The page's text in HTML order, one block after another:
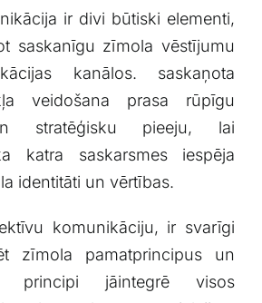
ir​ divi būtiski⁢ elementi,
saskanīgu zīmola vēstījumu
kanālos. saskaņota
veidošana prasa rūpīgu​
stratēģisku pieeju, lai
katra saskarsmes iespēja
identitāti⁣ un vērtības.
komunikāciju, ‍ir svarīgi‍
zīmola pamatprincipus⁢ un
principi jāintegrē visos